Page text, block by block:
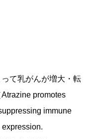
て乳がんが増大・転
promotes
immune